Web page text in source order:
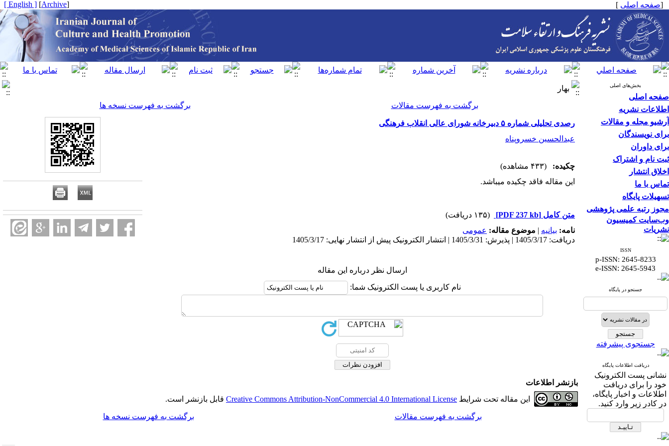
[صفحه اصلی ]
[
Archive
]
[ English ]
بخش‌های اصلی
صفحه اصلی
اطلاعات نشریه
آرشیو مجله و مقالات
برای نویسندگان
برای داوران
ثبت نام و اشتراک
اخلاق انتشار
تماس با ما
تسهیلات پایگاه
مجوز رتبه علمی پژوهشی
وب‌سایت کمیسیون
نشریات
ISSN
p-ISSN: 2645-8233
e-ISSN: 2645-5943
جستجو در پایگاه
جستجوی پیشرفته
دریافت اطلاعات پایگاه
نشانی پست الکترونیک
خود را برای دریافت
اطلاعات و اخبار پایگاه،
در کادر زیر وارد کنید.
بهار
برگشت به فهرست مقالات
برگشت به فهرست نسخه ها
رصدی تحلیلی شماره ۵ دبیرخانه شورای عالی انقلاب فرهنگی
عبدالحسین خسروپناه
چکیده:
(۴۳۳ مشاهده)
این مقاله فاقد چکیده می​باشد.
متن کامل [PDF 237 kb]
(۱۳۵ دریافت)
نامه: بيانيه | موضوع مقاله: عمومى
دریافت: 1405/3/17 | پذیرش: 1405/3/31 | انتشار الکترونیک پیش از انتشار نهایی: 1405/3/17
ارسال نظر درباره این مقاله
نام کاربری یا پست الکترونیک شما:
بازنشر اطلاعات
این مقاله تحت شرایط Creative Commons Attribution-NonCommercial 4.0 International License قابل بازنشر است.
برگشت به فهرست مقالات برگشت به فهرست نسخه ها